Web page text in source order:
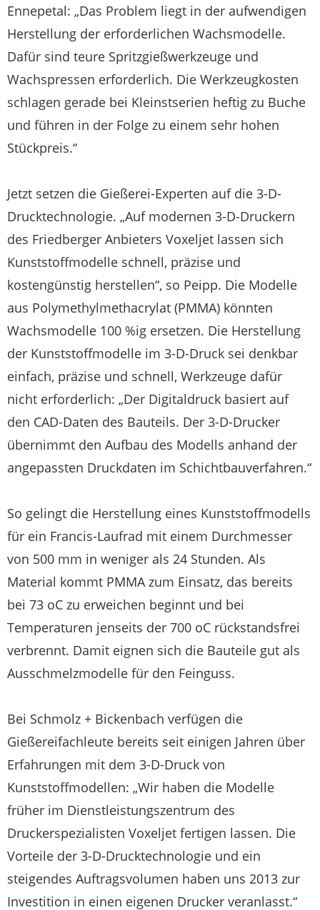
Ennepetal: „Das Problem liegt in der aufwendigen
Herstellung der erforderlichen Wachsmodelle.
Dafür sind teure Spritzgießwerkzeuge und
Wachspressen erforderlich. Die Werkzeugkosten
schlagen gerade bei Kleinstserien heftig zu Buche
und führen in der Folge zu einem sehr hohen
Stückpreis.“
Jetzt setzen die Gießerei-Experten auf die 3-D-
Drucktechnologie. „Auf modernen 3-D-Druckern
des Friedberger Anbieters Voxeljet lassen sich
Kunststoffmodelle schnell, präzise und
kostengünstig herstellen“, so Peipp. Die Modelle
aus Polymethylmethacrylat (PMMA) könnten
Wachsmodelle 100 %ig ersetzen. Die Herstellung
der Kunststoffmodelle im 3-D-Druck sei denkbar
einfach, präzise und schnell, Werkzeuge dafür
nicht erforderlich: „Der Digitaldruck basiert auf
den CAD-Daten des Bauteils. Der 3-D-Drucker
übernimmt den Aufbau des Modells anhand der
angepassten Druckdaten im Schichtbauverfahren.“
So gelingt die Herstellung eines Kunststoffmodells
für ein Francis-Laufrad mit einem Durchmesser
von 500 mm in weniger als 24 Stunden. Als
Material kommt PMMA zum Einsatz, das bereits
bei 73 oC zu erweichen beginnt und bei
Temperaturen jenseits der 700 oC rückstandsfrei
verbrennt. Damit eignen sich die Bauteile gut als
Ausschmelzmodelle für den Feinguss.
Bei Schmolz + Bickenbach verfügen die
Gießereifachleute bereits seit einigen Jahren über
Erfahrungen mit dem 3-D-Druck von
Kunststoffmodellen: „Wir haben die Modelle
früher im Dienstleistungszentrum des
Druckerspezialisten Voxeljet fertigen lassen. Die
Vorteile der 3-D-Drucktechnologie und ein
steigendes Auftragsvolumen haben uns 2013 zur
Investition in einen eigenen Drucker veranlasst.“